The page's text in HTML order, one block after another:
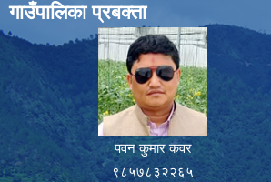
गाउँपालिका प्रबक्ता
पवन कुमार कवर
९८५७८३२२६५